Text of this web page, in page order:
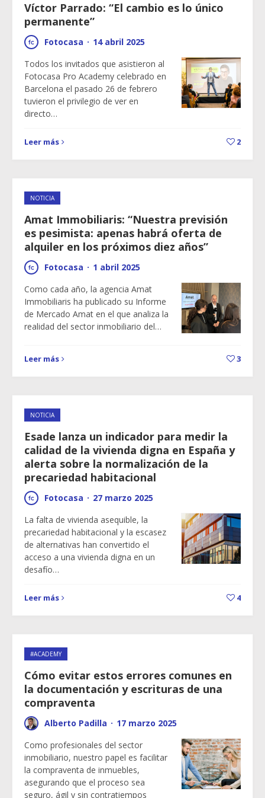
Víctor Parrado: “El cambio es lo único
permanente”
Fotocasa · 14 abril 2025
Todos los invitados que asistieron al
Fotocasa Pro Academy celebrado en
Barcelona el pasado 26 de febrero
tuvieron el privilegio de ver en
directo…
Leer más 2
NOTICIA
Amat Immobiliaris: “Nuestra previsión
es pesimista: apenas habrá oferta de
alquiler en los próximos diez años”
Fotocasa · 1 abril 2025
Como cada año, la agencia Amat
Immobiliaris ha publicado su Informe
de Mercado Amat en el que analiza la
realidad del sector inmobiliario del…
Leer más 3
NOTICIA
Esade lanza un indicador para medir la
calidad de la vivienda digna en España y
alerta sobre la normalización de la
precariedad habitacional
Fotocasa · 27 marzo 2025
La falta de vivienda asequible, la
precariedad habitacional y la escasez
de alternativas han convertido el
acceso a una vivienda digna en un
desafío…
Leer más 4
#ACADEMY
Cómo evitar estos errores comunes en
la documentación y escrituras de una
compraventa
Alberto Padilla · 17 marzo 2025
Como profesionales del sector
inmobiliario, nuestro papel es facilitar
la compraventa de inmuebles,
asegurando que el proceso sea
seguro, ágil y sin contratiempos